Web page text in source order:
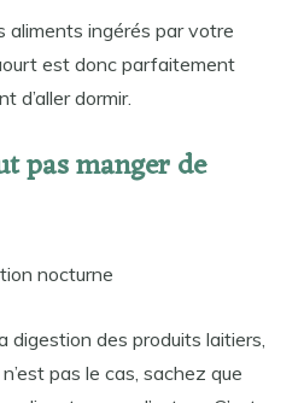
aliments ingérés par votre
est donc parfaitement
d’aller dormir.
pas manger de
nocturne
digestion des produits laitiers,
pas le cas, sachez que